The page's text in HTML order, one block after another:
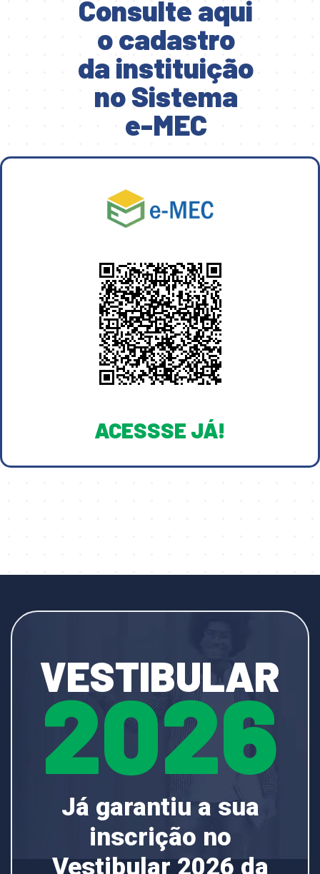
ACESSSE JÁ!
Consulte aqui
o cadastro
da instituição
no Sistema
e-MEC
VESTIBULAR
2026
Já garantiu a sua
inscrição no
Vestibular 2026 da